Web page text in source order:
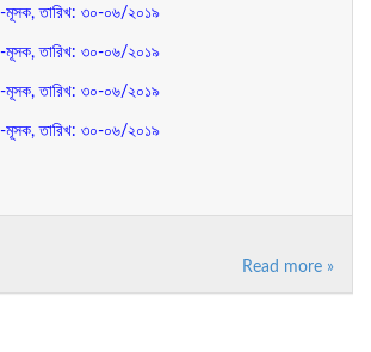
তারিখ: ৩০-০৬/২০১৯
তারিখ: ৩০-০৬/২০১৯
তারিখ: ৩০-০৬/২০১৯
তারিখ: ৩০-০৬/২০১৯
Read more »